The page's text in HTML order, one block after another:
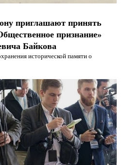
приглашают принять
признание»
Байкова
исторической памяти о
конфиденциальности и
конфиденциальности и